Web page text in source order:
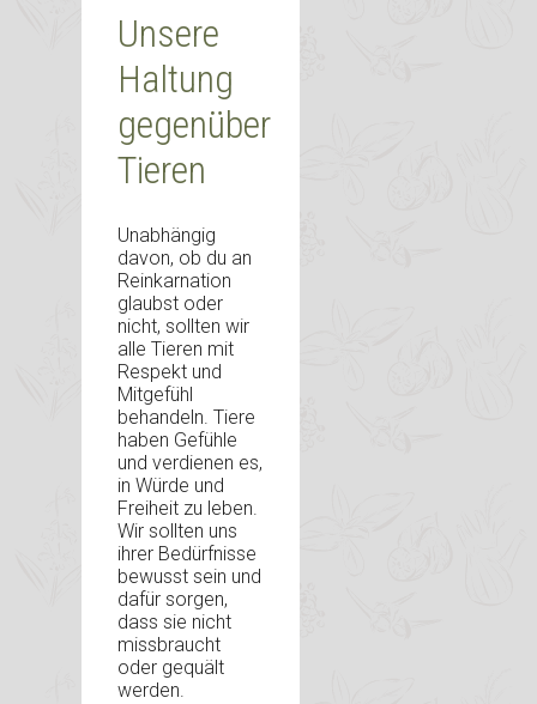
Unsere
Haltung
gegenüber
Tieren
Unabhängig
davon, ob du an
Reinkarnation
glaubst oder
nicht, sollten wir
alle Tieren mit
Respekt und
Mitgefühl
behandeln. Tiere
haben Gefühle
und verdienen es,
in Würde und
Freiheit zu leben.
Wir sollten uns
ihrer Bedürfnisse
bewusst sein und
dafür sorgen,
dass sie nicht
missbraucht
oder gequält
werden.